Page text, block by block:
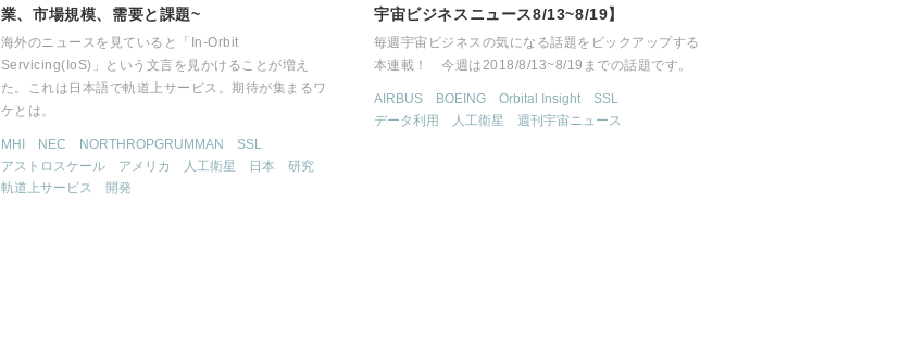
業、市場規模、需要と課題~
海外のニュースを見ていると「In-Orbit
Servicing(IoS)」という文言を見かけることが増え
た。これは日本語で軌道上サービス。期待が集まるワ
ケとは。
MHI NEC NORTHROPGRUMMAN
SSL
アストロスケール
アメリカ 人工衛星 日本
研究
軌道上サービス
開発
宇宙ビジネスニュース8/13~8/19】
毎週宇宙ビジネスの気になる話題をピックアップする
本連載！ 今週は2018/8/13~8/19までの話題です。
AIRBUS BOEING Orbital Insight
SSL
データ利用
人工衛星 週刊宇宙ニュース